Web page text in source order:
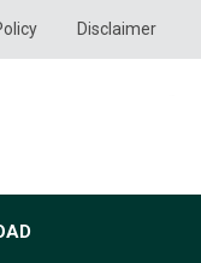
Disclaimer